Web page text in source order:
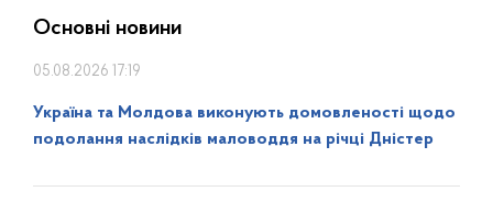
Основні новини
05.08.2026 17:19
Україна та Молдова виконують домовленості щодо
подолання наслідків маловоддя на річці Дністер